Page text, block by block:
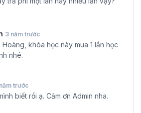
3 năm trước
Hoàng, khóa học này mua 1 lần học
nhé.
trước
biết rồi ạ. Cảm ơn Admin nha.